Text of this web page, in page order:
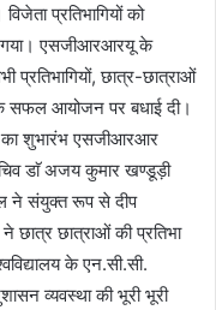
प्रतिभागियों को
गया। एसजीआरआरयू के
प्रतिभागियों, छात्र-छात्राओं
सफल आयोजन पर बधाई दी।
का शुभारंभ एसजीआरआर
डाॅ अजय कुमार खण्डूड़ी
ने संयुक्त रूप से दीप
छात्र छात्राओं की प्रतिभा
के एन.सी.सी.
व्यवस्था की भूरी भूरी